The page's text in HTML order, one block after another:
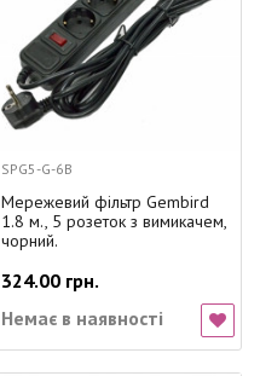
SPG5-G-6B
Мережевий фільтр Gembird
1.8 м., 5 розеток з вимикачем,
чорний.
324.00 грн.
Немає в наявності